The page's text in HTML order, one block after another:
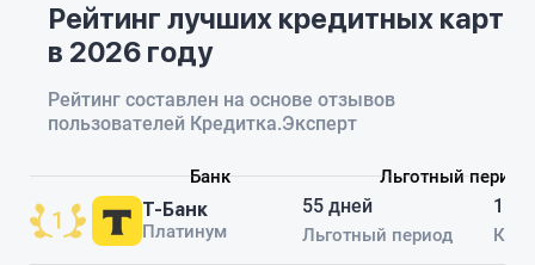
карту но я
работает, на
мвидео
отлично. Карту
рекомендовать
Рейтинг лучших кредитных карт
в 2026 году
Рейтинг составлен на основе отзывов
пользователей Кредитка.Эксперт
Банк Льготный период
Т-Банк
Платинум
55 дней
Льготный период
1